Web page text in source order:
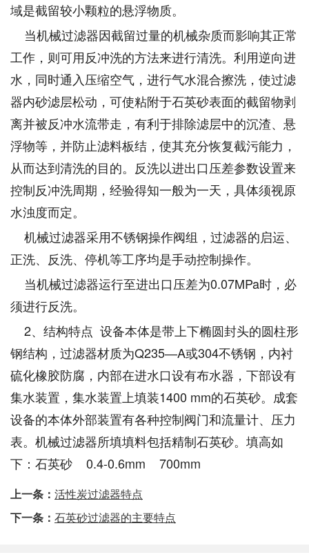
域是截留较小颗粒的悬浮物质。
当机械过滤器因截留过量的机械杂质而影响其正常
工作，则可用反冲洗的方法来进行清洗。利用逆向进
水，同时通入压缩空气，进行气水混合擦洗，使过滤
器内砂滤层松动，可使粘附于石英砂表面的截留物剥
离并被反冲水流带走，有利于排除滤层中的沉渣、悬
浮物等，并防止滤料板结，使其充分恢复截污能力，
从而达到清洗的目的。反洗以进出口压差参数设置来
控制反冲洗周期，经验得知一般为一天，具体须视原
水浊度而定。
机械过滤器采用不锈钢操作阀组，过滤器的启运、
正洗、反洗、停机等工序均是手动控制操作。
当机械过滤器运行至进出口压差为0.07MPa时，必
须进行反洗。
2、结构特点 设备本体是带上下椭圆封头的圆柱形
钢结构，过滤器材质为Q235―A或304不锈钢，内衬
硫化橡胶防腐，内部在进水口设有布水器，下部设有
集水装置，集水装置上填装1400 mm的石英砂。成套
设备的本体外部装置有各种控制阀门和流量计、压力
表。机械过滤器所填填料包括精制石英砂。填高如
下：石英砂 0.4-0.6mm 700mm
上一条： 活性炭过滤器特点
下一条： 石英砂过滤器的主要特点